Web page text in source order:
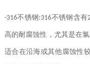
-316不锈钢 :316不锈钢含有
高的耐腐蚀性，尤其是在
适合在沿海或其他腐蚀性